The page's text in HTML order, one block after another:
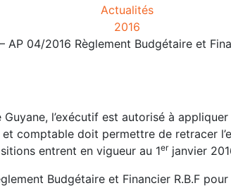
Actualités
2016
AP 04/2016 Règlement Budgétaire et
l’exécutif est autorisé à
comptable doit permettre de retracer
entrent en vigueur au 1erjanvier
Budgétaire et Financier R.B.F